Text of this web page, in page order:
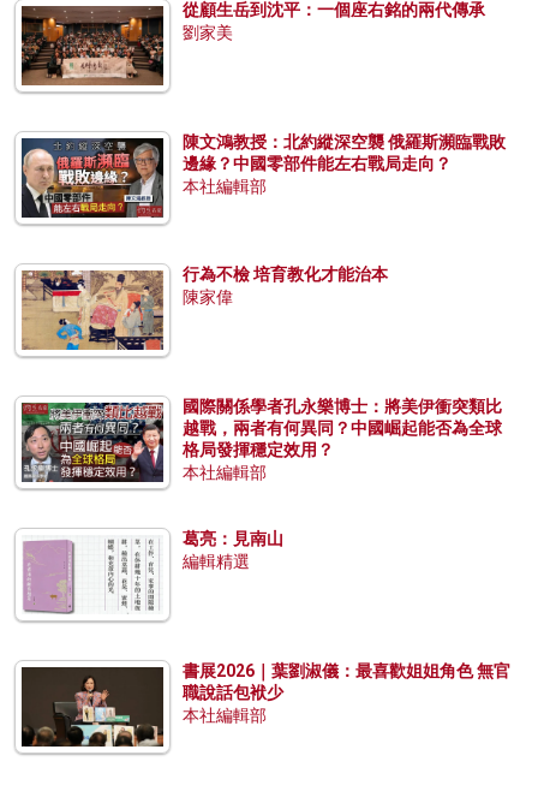
從顧生岳到沈平：一個座右銘的兩代傳承
劉家美
陳文鴻教授：北約縱深空襲 俄羅斯瀕臨戰敗
邊緣？中國零部件能左右戰局走向？
本社編輯部
行為不檢 培育教化才能治本
陳家偉
國際關係學者孔永樂博士：將美伊衝突類比
越戰，兩者有何異同？中國崛起能否為全球
格局發揮穩定效用？
本社編輯部
葛亮：見南山
編輯精選
書展2026｜葉劉淑儀：最喜歡姐姐角色 無官
職說話包袱少
本社編輯部